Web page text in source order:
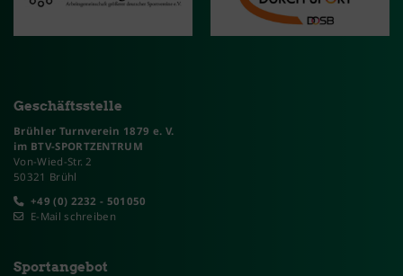
Geschäftsstelle
Brühler Turnverein 1879 e. V.
im BTV-SPORTZENTRUM
Von-Wied-Str. 2
50321 Brühl
+49 (0) 2232 - 501050
E-Mail schreiben
Sportangebot